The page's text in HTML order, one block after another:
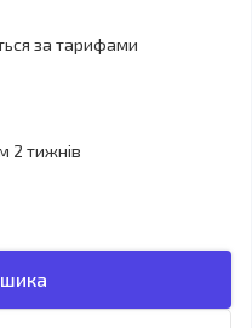
за тарифами
2 тижнів